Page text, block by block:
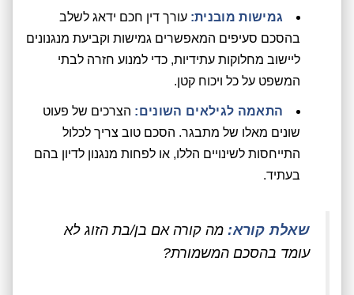
גמישות מובנית: עורך דין חכם ידאג לשלב
בהסכם סעיפים המאפשרים גמישות וקביעת מנגנונים
ליישוב מחלוקות עתידיות, כדי למנוע חזרה לבתי
המשפט על כל ויכוח קטן.
התאמה לגילאים השונים: הצרכים של פעוט
שונים מאלו של מתבגר. הסכם טוב צריך לכלול
התייחסות לשינויים הללו, או לפחות מנגנון לדיון בהם
בעתיד.
שאלת קורא:מה קורה אם בן/בת הזוג לא
עומד בהסכם המשמורת?